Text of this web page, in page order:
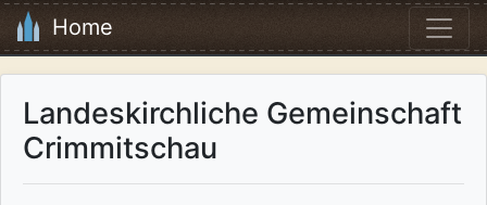
Home
Landeskirchliche Gemeinschaft
Crimmitschau